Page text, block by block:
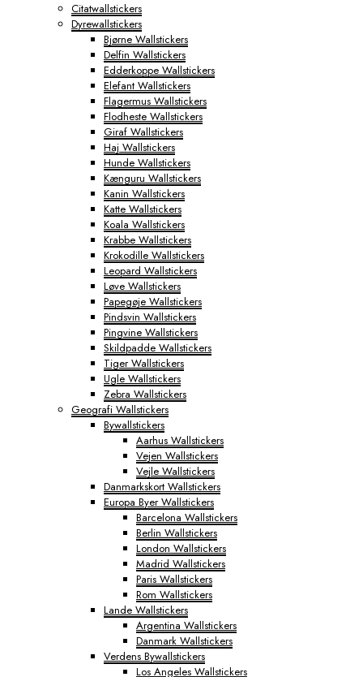
Citatwallstickers
Dyrewallstickers
Bjørne Wallstickers
Delfin Wallstickers
Edderkoppe Wallstickers
Elefant Wallstickers
Flagermus Wallstickers
Flodheste Wallstickers
Giraf Wallstickers
Haj Wallstickers
Hunde Wallstickers
Kænguru Wallstickers
Kanin Wallstickers
Katte Wallstickers
Koala Wallstickers
Krabbe Wallstickers
Krokodille Wallstickers
Leopard Wallstickers
Løve Wallstickers
Papegøje Wallstickers
Pindsvin Wallstickers
Pingvine Wallstickers
Skildpadde Wallstickers
Tiger Wallstickers
Ugle Wallstickers
Zebra Wallstickers
Geografi Wallstickers
Bywallstickers
Aarhus Wallstickers
Vejen Wallstickers
Vejle Wallstickers
Danmarkskort Wallstickers
Europa Byer Wallstickers
Barcelona Wallstickers
Berlin Wallstickers
London Wallstickers
Madrid Wallstickers
Paris Wallstickers
Rom Wallstickers
Lande Wallstickers
Argentina Wallstickers
Danmark Wallstickers
Verdens Bywallstickers
Los Angeles Wallstickers